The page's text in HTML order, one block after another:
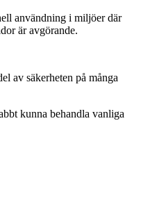
användning i miljöer där
är avgörande.
av säkerheten på många
kunna behandla vanliga